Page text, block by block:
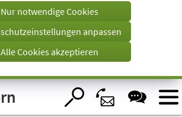
einem
Tab)
Nur notwendige Cookies
anpassen
Alle Cookies akzeptieren